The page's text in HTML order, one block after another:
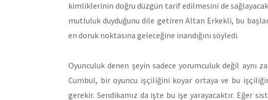
kimliklerinin doğru düzgün tarif edilmesini de
mutluluk duyduğunu dile getiren Altan Erkekli, bu
en doruk noktasına geleceğine inandığını söyledi.
Oyunculuk denen şeyin sadece yorumculuk değil aynı
Cumbul, bir oyuncu işçiliğini koyar ortaya ve bu
gerekir. Sendikamız da işte bu işe yarayacaktır. Eğer